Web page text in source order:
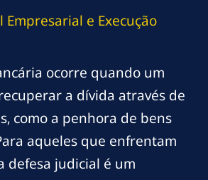
Empresarial e Execução
ocorre quando um
a dívida através de
como a penhora de bens
aqueles que enfrentam
defesa judicial é um